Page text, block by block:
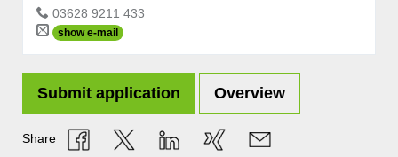
03628 9211 433
show e-mail
Submit application Overview
Share